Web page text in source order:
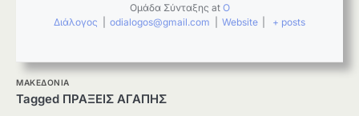
Ομάδα Σύνταξης at Ο
Διάλογος
odialogos@gmail.com Website + posts
ΜΑΚΕΔΟΝΙΑ
Tagged ΠΡΑΞΕΙΣ ΑΓΑΠΗΣ